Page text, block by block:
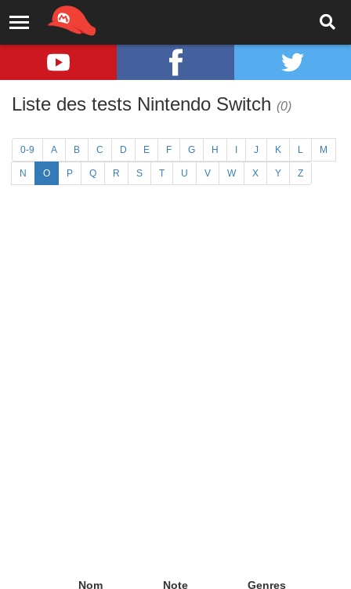
Liste des tests Nintendo Switch (0)
0-9 A B C D E F G H J K L M
N O P Q R S T U V W X Y Z
Nom Note Genres